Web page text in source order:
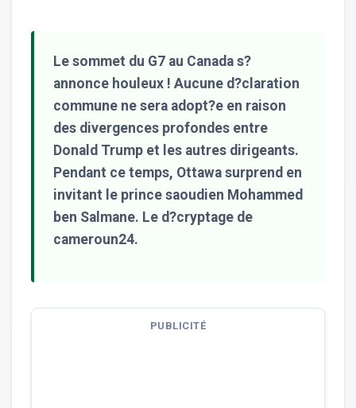
Le sommet du G7 au Canada s?
annonce houleux ! Aucune d?claration
commune ne sera adopt?e en raison
des divergences profondes entre
Donald Trump et les autres dirigeants.
Pendant ce temps, Ottawa surprend en
invitant le prince saoudien Mohammed
ben Salmane. Le d?cryptage de
cameroun24.
PUBLICITÉ